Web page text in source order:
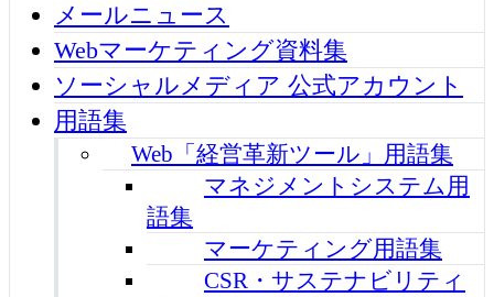
メールニュース
Webマーケティング資料集
ソーシャルメディア 公式アカウント
用語集
Web「経営革新ツール」用語集
マネジメントシステム用
語集
マーケティング用語集
CSR・サステナビリティ